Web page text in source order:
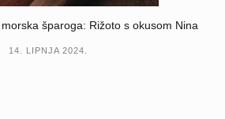
šparoga: Rižoto s okusom Nina
14. LIPNJA 2024.